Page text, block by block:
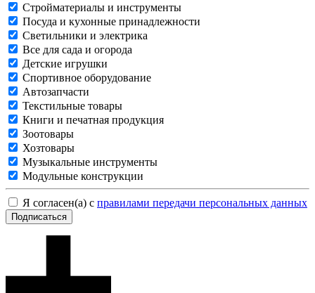
Стройматериалы и инструменты
Посуда и кухонные принадлежности
Светильники и электрика
Все для сада и огорода
Детские игрушки
Спортивное оборудование
Автозапчасти
Текстильные товары
Книги и печатная продукция
Зоотовары
Хозтовары
Музыкальные инструменты
Модульные конструкции
Я согласен(а) с правилами передачи персональных данных
Подписаться